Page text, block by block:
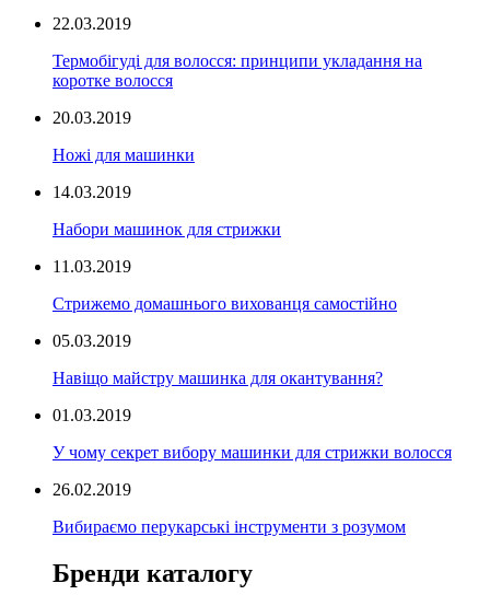
22.03.2019
Термобігуді для волосся: принципи укладання на
коротке волосся
20.03.2019
Ножі для машинки
14.03.2019
Набори машинок для стрижки
11.03.2019
Стрижемо домашнього вихованця самостійно
05.03.2019
Навіщо майстру машинка для окантування?
01.03.2019
У чому секрет вибору машинки для стрижки волосся
26.02.2019
Вибираємо перукарські інструменти з розумом
Бренди каталогу